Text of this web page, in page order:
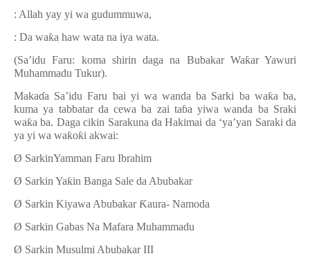
: Allah yay yi wa gudummuwa,
: Da waƙa haw wata na iya wata.
(Sa’idu Faru: koma shirin daga na Bubakar Waƙar Yawuri
Muhammadu Tukur).
Makaɗa Sa’idu Faru bai yi wa wanda ba Sarki ba waƙa ba,
kuma ya tabbatar da cewa ba zai taɓa yiwa wanda ba Sraki
waƙa ba. Daga cikin Sarakuna da Hakimai da ‘ya’yan Saraki da
ya yi wa waƙoƙi akwai:
Ø SarkinYamman Faru Ibrahim
Ø Sarkin Yaƙin Banga Sale da Abubakar
Ø Sarkin Kiyawa AbubakarƘaura- Namoda
Ø Sarkin Gabas Na Mafara Muhammadu
Ø Sarkin Musulmi Abubakar III